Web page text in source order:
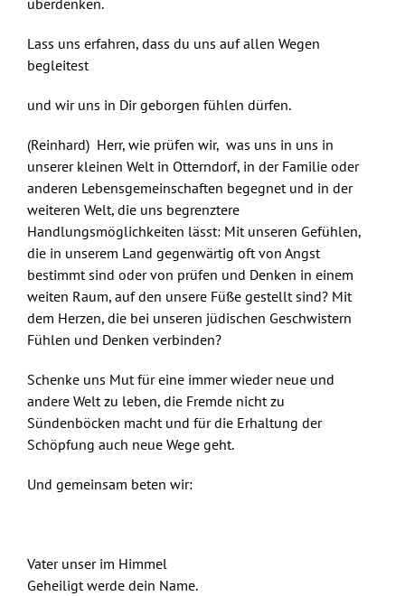
überdenken.
Lass uns erfahren, dass du uns auf allen Wegen
begleitest
und wir uns in Dir geborgen fühlen dürfen.
(Reinhard) Herr, wie prüfen wir, was uns in uns in
unserer kleinen Welt in Otterndorf, in der Familie oder
anderen Lebensgemeinschaften begegnet und in der
weiteren Welt, die uns begrenztere
Handlungsmöglichkeiten lässt: Mit unseren Gefühlen,
die in unserem Land gegenwärtig oft von Angst
bestimmt sind oder von prüfen und Denken in einem
weiten Raum, auf den unsere Füße gestellt sind? Mit
dem Herzen, die bei unseren jüdischen Geschwistern
Fühlen und Denken verbinden?
Schenke uns Mut für eine immer wieder neue und
andere Welt zu leben, die Fremde nicht zu
Sündenböcken macht und für die Erhaltung der
Schöpfung auch neue Wege geht.
Und gemeinsam beten wir:
Vater unser im Himmel
Geheiligt werde dein Name.